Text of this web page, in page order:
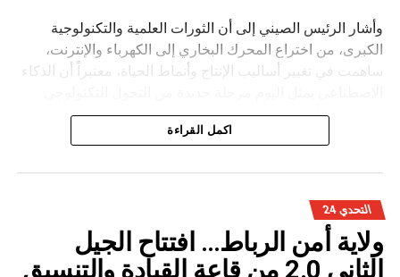
وأشار الرئيس الصيني إلى أن الثورات العلمية والتكنولوجية
الكبرى، من اختراع المحرك البخاري إلى الكهرباء والإنترنت،
ساهمت في تغيير أساليب الإنتاج وأنماط الحياة، معتبراً أن الذكاء
تحمل فرصاً كبيرة، لكنها تفرض في الوقت نفسه تحديات مرتبطة
وأوضح شي جينبينغ أن تطوير الذكاء الاصطناعي ينبغي أن يقوم
على أربعة مبادئ أساسية، تتمثل في الانفتاح والتعاون لتحقيق
التنمية المدفوعة بالابتكار، وتعزيز السلامة والرقابة لضمان
استخدام التكنولوجيا بشكل مسؤول، واحترام تنوع الحضارات
والثقافات، إضافة إلى تعزيز التضامن الدولي لبناء منظومة
اكمل القراءة
التحدي 24
ولاية أمن الرباط… افتتاح الجيل
الثاني 2.0 من قاعة القيادة والتنسيق